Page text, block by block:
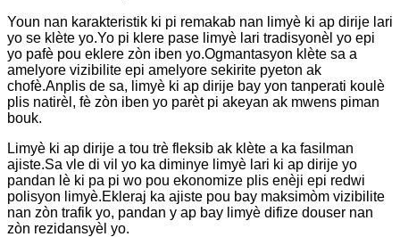
Youn nan karakteristik ki pi remakab nan limyè ki ap dirije lari
yo se klète yo.Yo pi klere pase limyè lari tradisyonèl yo epi
yo pafè pou eklere zòn iben yo.Ogmantasyon klète sa a
amelyore vizibilite epi amelyore sekirite pyeton ak
chofè.Anplis de sa, limyè ki ap dirije bay yon tanperati koulè
plis natirèl, fè zòn iben yo parèt pi akeyan ak mwens piman
bouk.
Limyè ki ap dirije a tou trè fleksib ak klète a ka fasilman
ajiste.Sa vle di vil yo ka diminye limyè lari ki ap dirije yo
pandan lè ki pa pi wo pou ekonomize plis enèji epi redwi
polisyon limyè.Ekleraj ka ajiste pou bay maksimòm vizibilite
nan zòn trafik yo, pandan y ap bay limyè difize douser nan
zòn rezidansyèl yo.